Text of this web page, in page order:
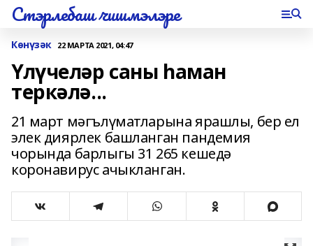
Стэрлебаш чишмэлэре
Көнүзәк 22 МАРТА 2021, 04:47
Үлүчеләр саны һаман
теркәлә...
21 март мәгълүматларына ярашлы, бер ел
элек диярлек башланган пандемия
чорында барлыгы 31 265 кешедә
коронавирус ачыкланган.